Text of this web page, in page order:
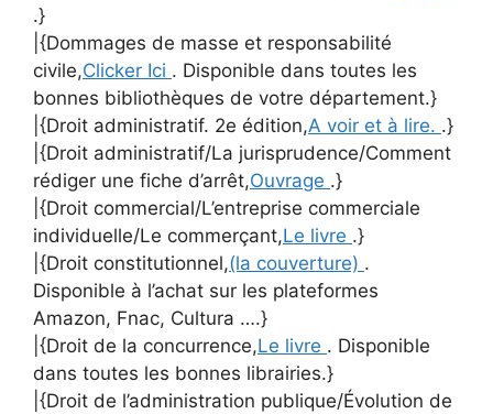
.}
|{Dommages de masse et responsabilité
civile,Clicker Ici . Disponible dans toutes les
bonnes bibliothèques de votre département.}
|{Droit administratif. 2e édition,A voir et à lire. .}
|{Droit administratif/La jurisprudence/Comment
rédiger une fiche d’arrêt,Ouvrage .}
|{Droit commercial/L’entreprise commerciale
individuelle/Le commerçant,Le livre .}
|{Droit constitutionnel,(la couverture) .
Disponible à l’achat sur les plateformes
Amazon, Fnac, Cultura ….}
|{Droit de la concurrence,Le livre . Disponible
dans toutes les bonnes librairies.}
|{Droit de l’administration publique/Évolution de